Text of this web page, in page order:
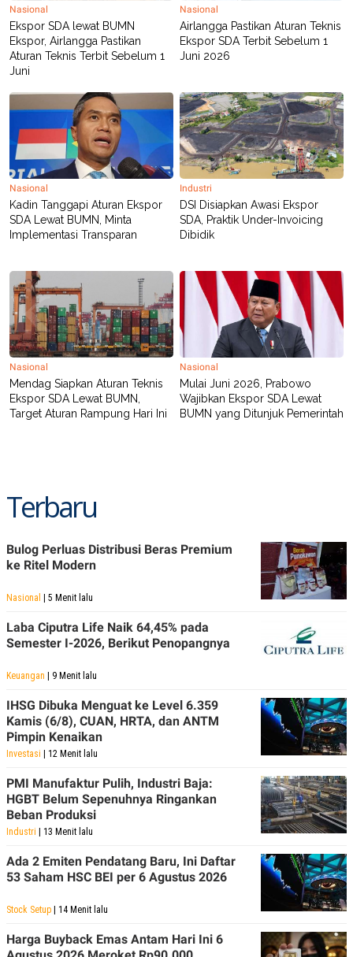
POLICY
Nasional
Ekspor SDA lewat BUMN
Ekspor, Airlangga Pastikan
Aturan Teknis Terbit Sebelum 1
Juni
Nasional
Airlangga Pastikan Aturan Teknis
Ekspor SDA Terbit Sebelum 1
Juni 2026
Nasional
Kadin Tanggapi Aturan Ekspor
SDA Lewat BUMN, Minta
Implementasi Transparan
Industri
DSI Disiapkan Awasi Ekspor
SDA, Praktik Under-Invoicing
Dibidik
Nasional
Mendag Siapkan Aturan Teknis
Ekspor SDA Lewat BUMN,
Target Aturan Rampung Hari Ini
Nasional
Mulai Juni 2026, Prabowo
Wajibkan Ekspor SDA Lewat
BUMN yang Ditunjuk Pemerintah
Terbaru
Bulog Perluas Distribusi Beras Premium
ke Ritel Modern
Nasional | 5 Menit lalu
Laba Ciputra Life Naik 64,45% pada
Semester I-2026, Berikut Penopangnya
Keuangan | 9 Menit lalu
IHSG Dibuka Menguat ke Level 6.359
Kamis (6/8), CUAN, HRTA, dan ANTM
Pimpin Kenaikan
Investasi | 12 Menit lalu
PMI Manufaktur Pulih, Industri Baja:
HGBT Belum Sepenuhnya Ringankan
Beban Produksi
Industri | 13 Menit lalu
Ada 2 Emiten Pendatang Baru, Ini Daftar
53 Saham HSC BEI per 6 Agustus 2026
Stock Setup | 14 Menit lalu
Harga Buyback Emas Antam Hari Ini 6